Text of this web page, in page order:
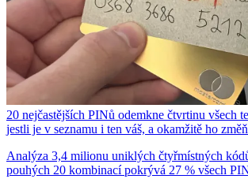
20 nejčastějších PINů odemkne čtvrtinu všech
jestli je v seznamu i ten váš, a okamžitě ho
Analýza 3,4 milionu uniklých čtyřmístných
pouhých 20 kombinací pokrývá 27 % všech